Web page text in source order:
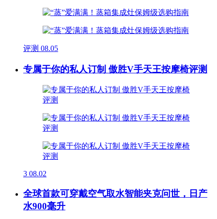
评测 08.05
专属于你的私人订制 傲胜V手天王按摩椅评测
3 08.02
全球首款可穿戴空气取水智能夹克问世，日产
水900毫升